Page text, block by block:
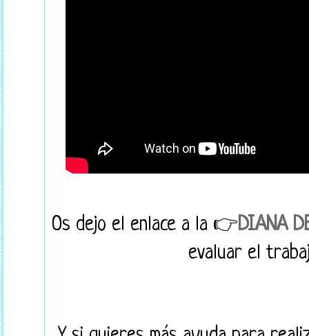
Os dejo el enlace a la 👉DIANA
evaluar el